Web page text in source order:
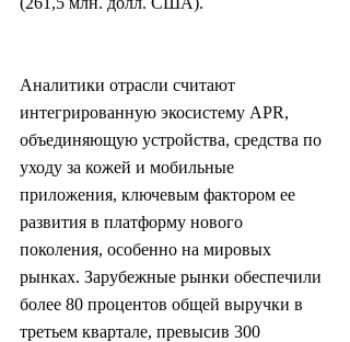
Аналитики отрасли считают
интегрированную экосистему APR,
объединяющую устройства, средства по
уходу за кожей и мобильные
приложения, ключевым фактором ее
развития в платформу нового
поколения, особенно на мировых
рынках. Зарубежные рынки обеспечили
более 80 процентов общей выручки в
третьем квартале, превысив 300